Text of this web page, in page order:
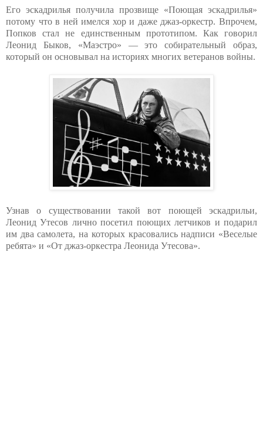
Его эскадрилья получила прозвище «Поющая эскадрилья»
потому что в ней имелся хор и даже джаз-оркестр. Впрочем,
Попков стал не единственным прототипом. Как говорил
Леонид Быков, «Маэстро» — это собирательный образ,
который он основывал на историях многих ветеранов войны.
Узнав о существовании такой вот поющей эскадрильи,
Леонид Утесов лично посетил поющих летчиков и подарил
им два самолета, на которых красовались надписи «Веселые
ребята» и «От джаз-оркестра Леонида Утесова».